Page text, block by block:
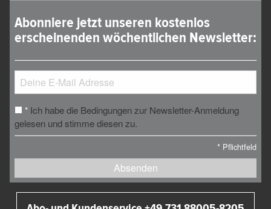
Abonniere jetzt unseren kostenlos
erscheinenden wöchentlichen Newsletter:
* Ich habe die Bedingungen zur Newsletter-Anmeldung
gelesen und stimme diesen zu.
* Pflichtfeld
Absenden